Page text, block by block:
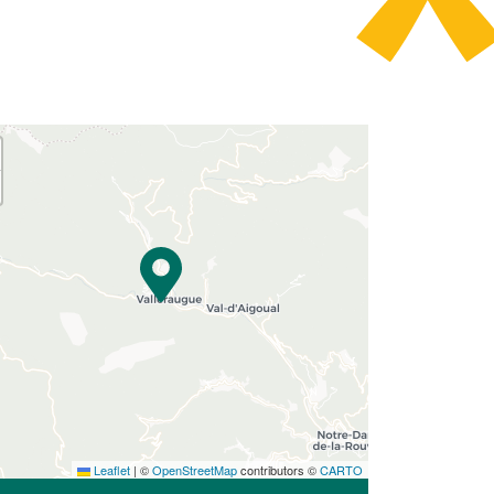
Leaflet | ©OpenStreetMapcontributors ©CARTO